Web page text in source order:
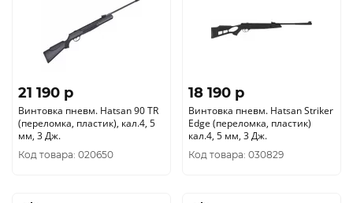
21 190 p
Винтовка пневм. Hatsan 90 TR
(переломка, пластик), кал.4, 5
мм, 3 Дж.
Код товара: 020650
18 190 p
Винтовка пневм. Hatsan Striker
Edge (переломка, пластик)
кал.4, 5 мм, 3 Дж.
Код товара: 030829